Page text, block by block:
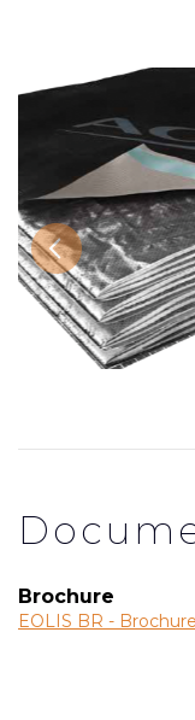
Previous
Brochure
EOLIS BR -